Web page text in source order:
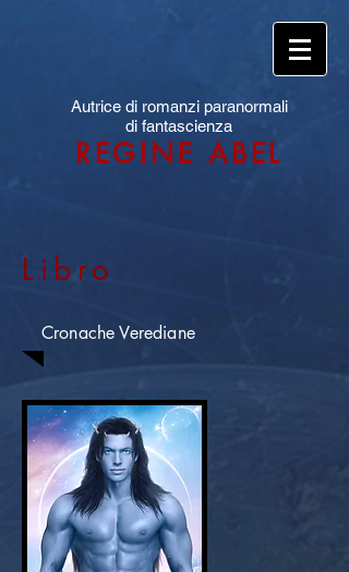
Autrice di romanzi paranormali
di fantascienza
REGINE ABEL
Libro
Cronache Verediane